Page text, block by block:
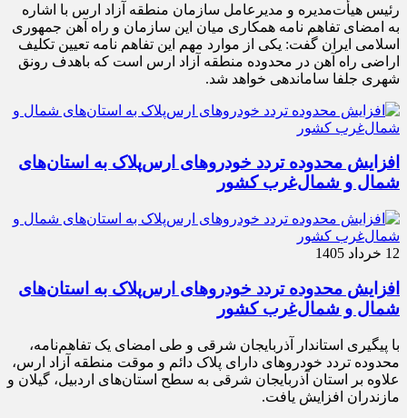
رئیس هیأت‌مدیره و مدیرعامل سازمان منطقه آزاد ارس با اشاره
به امضای تفاهم نامه همکاری میان این سازمان و راه آهن جمهوری
اسلامی ایران گفت: یکی از موارد مهم این تفاهم نامه تعیین تکلیف
اراضی راه آهن در محدوده منطقه آزاد ارس است که باهدف رونق
شهری جلفا ساماندهی خواهد شد.
افزایش محدوده تردد خودروهای ارس‌پلاک به استان‌های
شمال و شمال‌غرب کشور
12 خرداد 1405
افزایش محدوده تردد خودروهای ارس‌پلاک به استان‌های
شمال و شمال‌غرب کشور
با پیگیری استاندار آذربایجان شرقی و طی امضای یک تفاهم‌نامه،
محدوده تردد خودروهای دارای پلاک دائم و موقت منطقه آزاد ارس،
علاوه بر استان آذربایجان شرقی به سطح استان‌های اردبیل، گیلان و
مازندران افزایش یافت.